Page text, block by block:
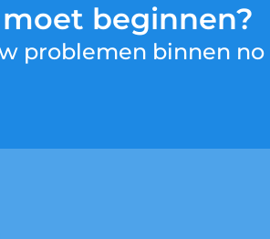
beginnen?
problemen binnen